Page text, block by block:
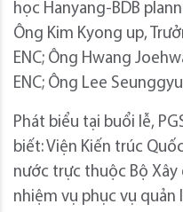
học Hanyang-BDB
Ông Kim Kyong up,
ENC; Ông Hwang
ENC; Ông Lee
Phát biểu tại buổi lễ,
biết: Viện Kiến trúc
nước trực thuộc Bộ
nhiệm vụ phục vụ quản